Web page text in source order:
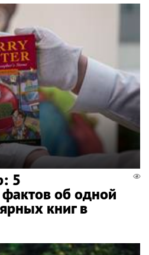
5
об одной
книг в